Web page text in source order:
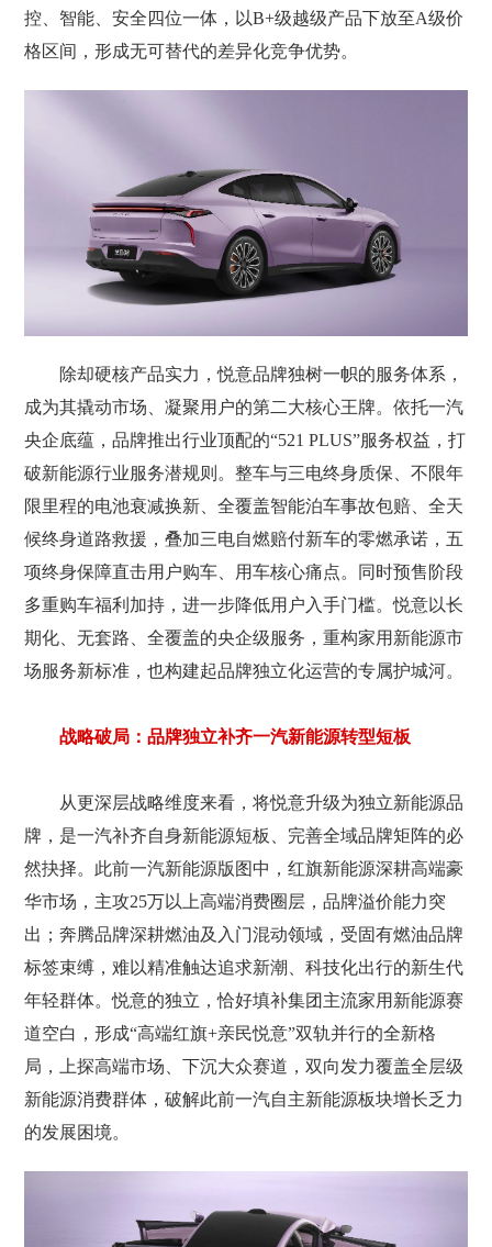
控、智能、安全四位一体，以B+级越级产品下放至A级价
格区间，形成无可替代的差异化竞争优势。
除却硬核产品实力，悦意品牌独树一帜的服务体系，
成为其撬动市场、凝聚用户的第二大核心王牌。依托一汽
央企底蕴，品牌推出行业顶配的“521 PLUS”服务权益，打
破新能源行业服务潜规则。整车与三电终身质保、不限年
限里程的电池衰减换新、全覆盖智能泊车事故包赔、全天
候终身道路救援，叠加三电自燃赔付新车的零燃承诺，五
项终身保障直击用户购车、用车核心痛点。同时预售阶段
多重购车福利加持，进一步降低用户入手门槛。悦意以长
期化、无套路、全覆盖的央企级服务，重构家用新能源市
场服务新标准，也构建起品牌独立化运营的专属护城河。
战略破局：品牌独立补齐一汽新能源转型短板
从更深层战略维度来看，将悦意升级为独立新能源品
牌，是一汽补齐自身新能源短板、完善全域品牌矩阵的必
然抉择。此前一汽新能源版图中，红旗新能源深耕高端豪
华市场，主攻25万以上高端消费圈层，品牌溢价能力突
出；奔腾品牌深耕燃油及入门混动领域，受固有燃油品牌
标签束缚，难以精准触达追求新潮、科技化出行的新生代
年轻群体。悦意的独立，恰好填补集团主流家用新能源赛
道空白，形成“高端红旗+亲民悦意”双轨并行的全新格
局，上探高端市场、下沉大众赛道，双向发力覆盖全层级
新能源消费群体，破解此前一汽自主新能源板块增长乏力
的发展困境。